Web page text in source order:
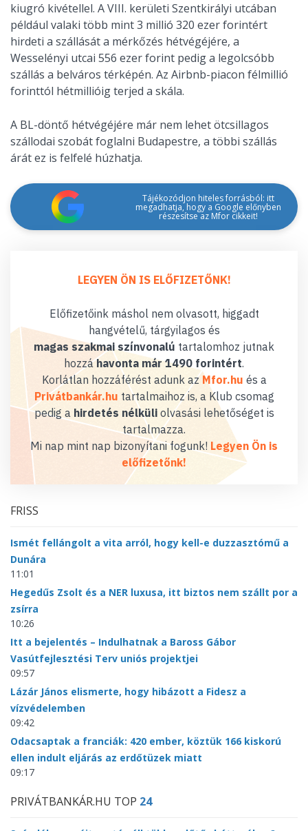
kiugró kivétellel. A VIII. kerületi Szentkirályi utcában
például valaki több mint 3 millió 320 ezer forintért
hirdeti a szállását a mérkőzés hétvégéjére, a
Wesselényi utcai 556 ezer forint pedig a legolcsóbb
szállás a belváros térképén. Az Airbnb-piacon félmillió
forinttól hétmillióig terjed a skála.
A BL-döntő hétvégéjére már nem lehet ötcsillagos
szállodai szobát foglalni Budapestre, a többi szállás
árát ez is felfelé húzhatja.
Tájékozódjon hiteles forrásból: itt
megadhatja, hogy a Google előnyben
részesítse az Mfor cikkeit!
LEGYEN ÖN IS ELŐFIZETŐNK!
Előfizetőink máshol nem olvasott, higgadt
hangvételű, tárgyilagos és
magas szakmai színvonalú tartalomhoz jutnak
hozzáhavonta már 1490 forintért.
Korlátlan hozzáférést adunk az Mfor.hu és a
Privátbankár.hu tartalmaihoz is, a Klub csomag
pedig a hirdetés nélküliolvasási lehetőséget is
tartalmazza.
Mi nap mint nap bizonyítani fogunk! Legyen Ön is
előfizetőnk!
FRISS
Ismét fellángolt a vita arról, hogy kell-e duzzasztómű a
Dunára
11:01
Hegedűs Zsolt és a NER luxusa, itt biztos nem szállt por a
zsírra
10:26
Itt a bejelentés – Indulhatnak a Baross Gábor
Vasútfejlesztési Terv uniós projektjei
09:57
Lázár János elismerte, hogy hibázott a Fidesz a
vízvédelemben
09:42
Odacsaptak a franciák: 420 ember, köztük 166 kiskorú
ellen indult eljárás az erdőtüzek miatt
09:17
PRIVÁTBANKÁR.HU TOP 24